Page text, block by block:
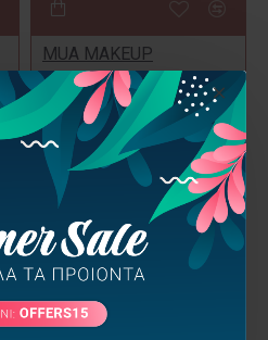
MUA MAKEUP
ACADEMY
MUA Angled Brow & Liner
Brush Holo
5,99€
-35 %